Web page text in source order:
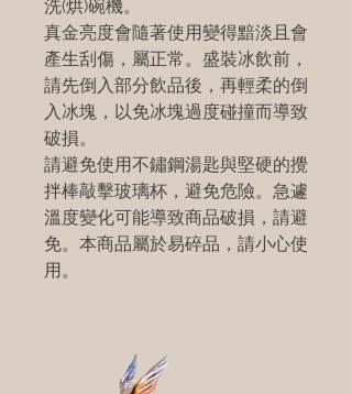
洗(烘)碗機。
真金亮度會隨著使用變得黯淡且會
產生刮傷，屬正常。盛裝冰飲前，
請先倒入部分飲品後，再輕柔的倒
入冰塊，以免冰塊過度碰撞而導致
破損。
請避免使用不鏽鋼湯匙與堅硬的攪
拌棒敲擊玻璃杯，避免危險。急遽
溫度變化可能導致商品破損，請避
免。本商品屬於易碎品，請小心使
用。